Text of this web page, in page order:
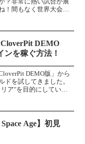
！間もなく世界大会へ
ー) のティザー映像が
CloverPit DEMO
ンを稼ぐ方法！
DEMO版」から
ドを試してきました。
ア"を目的にしていま
ことができたのでその
Space Age】初見